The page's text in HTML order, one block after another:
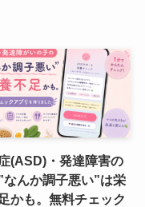
(ASD)・発達障害の
なんか調子悪い”は栄
かも。無料チェック